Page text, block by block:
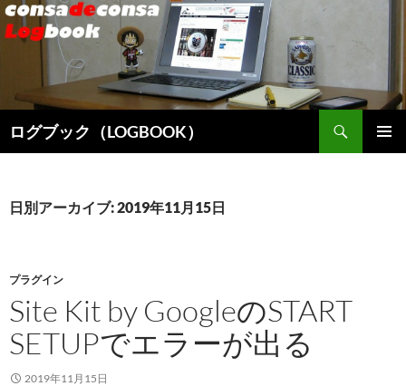
ログブック（LOGBOOK）
索
ン
キ
ッ
プ
日別アーカイブ: 2019年11月15日
プラグイン
Site Kit by GoogleのSTART
SETUPでエラーが出る
2019年11月15日